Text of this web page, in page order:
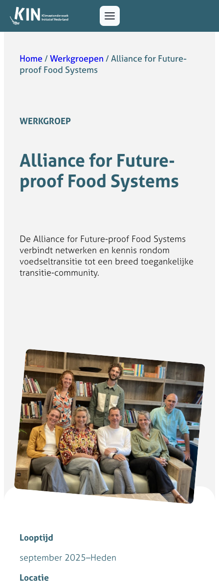
Home /Werkgroepen /Alliance for Future-
proof Food Systems
WERKGROEP
Alliance for Future-
proof Food Systems
De Alliance for Future-proof Food Systems
verbindt netwerken en kennis rondom
voedseltransitie tot een breed toegankelijke
transitie-community.
Looptijd
september 2025–Heden
Locatie